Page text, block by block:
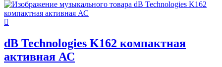
dB Technologies K162 компактная
активная АС